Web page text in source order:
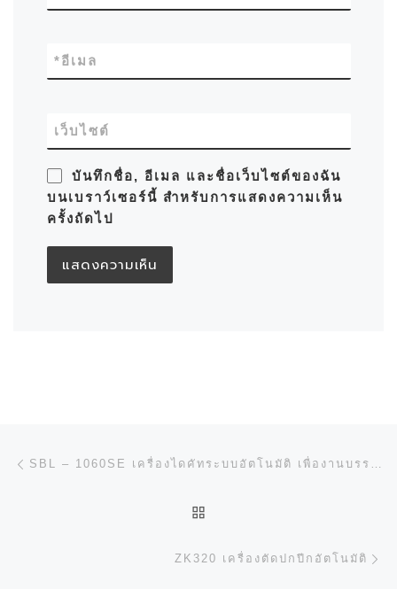
อีเมล
*
เว็บไซต์
บันทึกชื่อ, อีเมล และชื่อเว็บไซต์ของฉัน
บนเบราว์เซอร์นี้ สำหรับการแสดงความเห็น
ครั้งถัดไป
การนำทางของเรื่อง SBL – 1060SE เครื่องไดคัทระบบอัตโนมัติ เพื่องานบรรจุภัณฑ์คุณภาพ
ZK320 เครื่องตัดปกปีกอัตโนมัติ